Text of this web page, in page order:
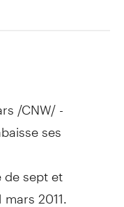
/CNW/ -
ses
sept et
2011.